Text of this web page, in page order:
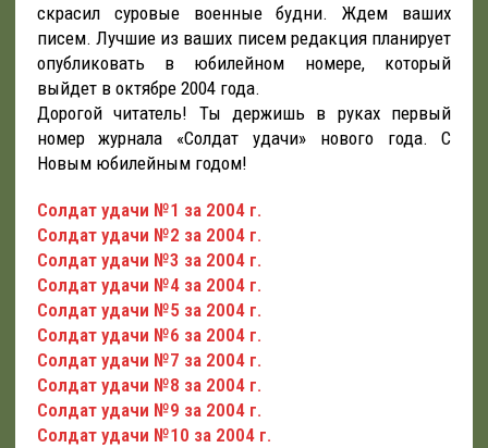
скрасил суровые военные будни. Ждем ваших
писем. Лучшие из ваших писем редакция планирует
опубликовать в юбилейном номере, который
выйдет в октябре 2004 года.
Дорогой читатель! Ты держишь в руках первый
номер журнала «Солдат удачи» нового года. С
Новым юбилейным годом!
Солдат удачи №1 за 2004 г.
Солдат удачи №2 за 2004 г.
Солдат удачи №3 за 2004 г.
Солдат удачи №4 за 2004 г.
Солдат удачи №5 за 2004 г.
Солдат удачи №6 за 2004 г.
Солдат удачи №7 за 2004 г.
Солдат удачи №8 за 2004 г.
Солдат удачи №9 за 2004 г.
Солдат удачи №10 за 2004 г.